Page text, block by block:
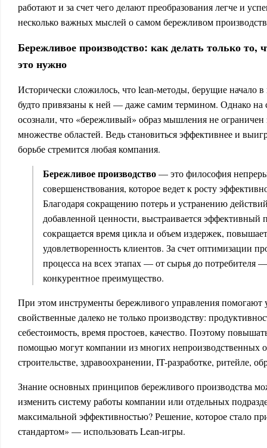
работают и за счет чего делают преобразования легче и
несколько важных мыслей о самом бережливом
Бережливое производство: как делать только то,
это нужно
Исторически сложилось, что lean-методы, берущие начало
будто привязаны к ней — даже самим термином. Однако на
осознали, что «бережливый» образ мышления не
множестве областей. Ведь становиться эффективнее и
борьбе стремится любая компания.
Бережливое производство— это философия
совершенствования, которое ведет к росту
Благодаря сокращению потерь и устранению
добавленной ценности, выстраивается эффективный
сокращается время цикла и объем издержек,
удовлетворенность клиентов. За счет оптимизации
процесса на всех этапах — от сырья до потребителя
конкурентное преимущество.
При этом инструменты бережливого управления помогают
свойственные далеко не только производству:
себестоимость, время простоев, качество. Поэтому
помощью могут компании из многих непроизводственных
строительстве, здравоохранении, IT-разработке, ритейле,
Знание основных принципов бережливого производства
изменить систему работы компании или отдельных
максимальной эффективностью? Решение, которое стало
стандартом» — использовать Lean-игры.